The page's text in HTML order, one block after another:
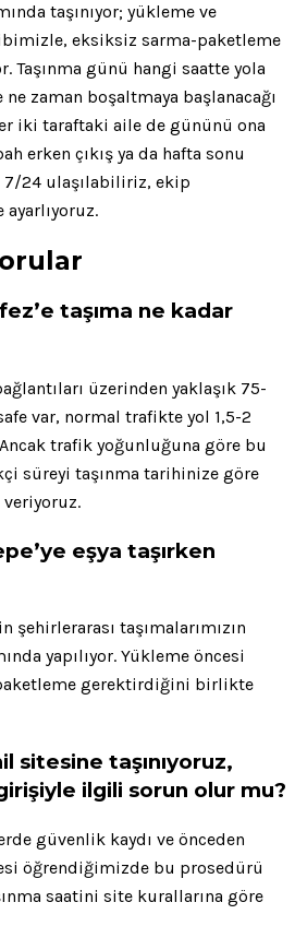
taşınıyor; yükleme ve
eksiksiz sarma-paketleme
Taşınma günü hangi saatte yola
ne zaman boşaltmaya başlanacağı
iki taraftaki aile de gününü ona
erken çıkış ya da hafta sonu
7/24 ulaşılabiliriz, ekip
ayarlıyoruz.
taşıma ne kadar
üzerinden yaklaşık 75-
var, normal trafikte yol 1,5-2
trafik yoğunluğuna göre bu
süreyi taşınma tarihinize göre
veriyoruz.
eşya taşırken
şehirlerarası taşımalarımızın
yapılıyor. Yükleme öncesi
gerektirdiğini birlikte
sitesine taşınıyoruz,
ilgili sorun olur mu?
güvenlik kaydı ve önceden
öğrendiğimizde bu prosedürü
saatini site kurallarına göre